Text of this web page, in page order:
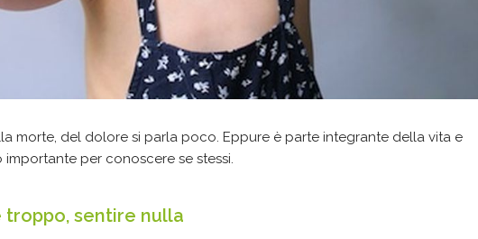
morte, del dolore si parla poco. Eppure è parte integrante della vita e
importante per conoscere se stessi.
troppo, sentire nulla